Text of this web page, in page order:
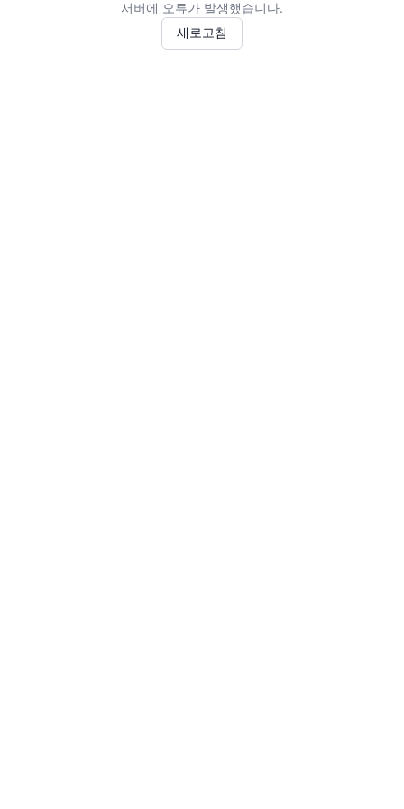
서버에 오류가 발생했습니다.
새로고침